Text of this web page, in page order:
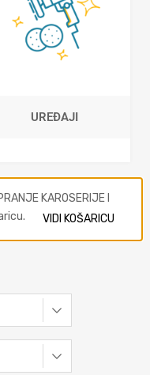
UREĐAJI
KAROSERIJE I
VIDI KOŠARICU